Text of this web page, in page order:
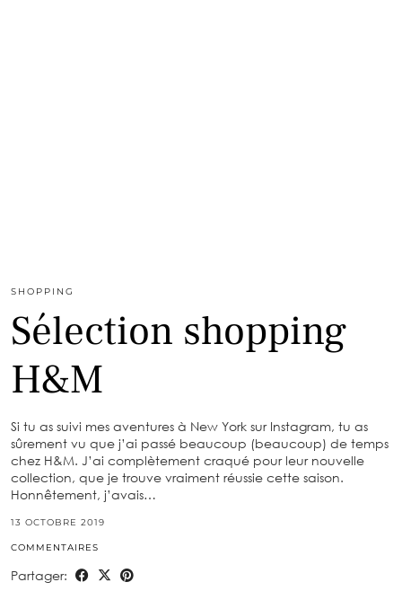
SHOPPING
Sélection shopping
H&M
Si tu as suivi mes aventures à New York sur Instagram, tu as
sûrement vu que j’ai passé beaucoup (beaucoup) de temps
chez H&M. J’ai complètement craqué pour leur nouvelle
collection, que je trouve vraiment réussie cette saison.
Honnêtement, j’avais…
13 OCTOBRE 2019
COMMENTAIRES
Partager: